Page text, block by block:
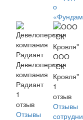
о
Девелоперская
компания
Радиант
1
отзыв
Отзывы
ООО
"СК
Кровля"
1
отзыв
Отзывы